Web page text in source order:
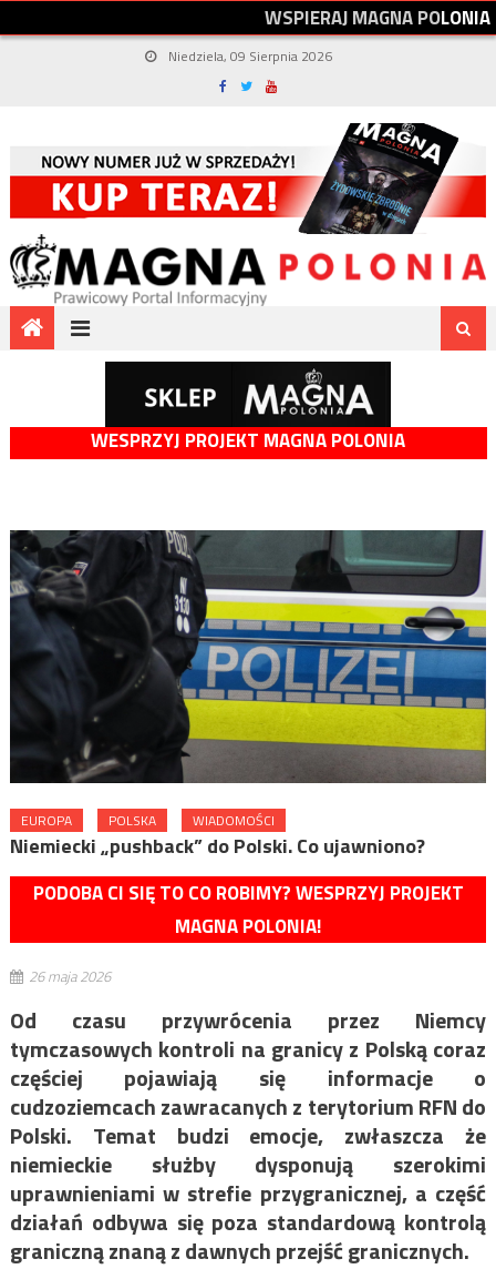
WSPIERAJMAGNAPOLONIA
Niedziela, 09 Sierpnia 2026
WESPRZYJ PROJEKT MAGNA POLONIA
EUROPA POLSKA WIADOMOŚCI
Niemiecki „pushback” do Polski. Co ujawniono?
PODOBA CI SIĘ TO CO ROBIMY? WESPRZYJ PROJEKT
MAGNA POLONIA!
26 maja 2026
Od czasu przywrócenia przez Niemcy
tymczasowych kontroli na granicy z Polską coraz
częściej pojawiają się informacje o
cudzoziemcach zawracanych z terytorium RFN do
Polski. Temat budzi emocje, zwłaszcza że
niemieckie służby dysponują szerokimi
uprawnieniami w strefie przygranicznej, a część
działań odbywa się poza standardową kontrolą
graniczną znaną z dawnych przejść granicznych.